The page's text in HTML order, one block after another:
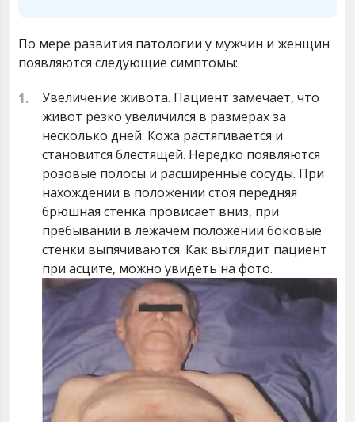
По мере развития патологии у мужчин и женщин
появляются следующие симптомы:
Увеличение живота. Пациент замечает, что
живот резко увеличился в размерах за
несколько дней. Кожа растягивается и
становится блестящей. Нередко появляются
розовые полосы и расширенные сосуды. При
нахождении в положении стоя передняя
брюшная стенка провисает вниз, при
пребывании в лежачем положении боковые
стенки выпячиваются. Как выглядит пациент
при асците, можно увидеть на фото.